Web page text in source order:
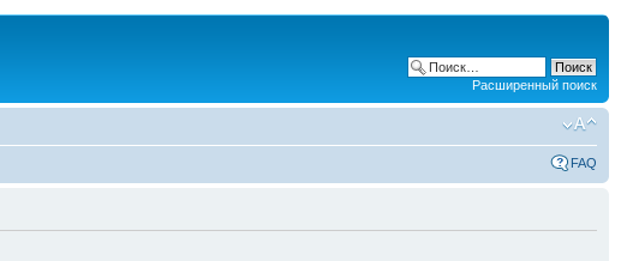
Расширенный поиск
FAQ